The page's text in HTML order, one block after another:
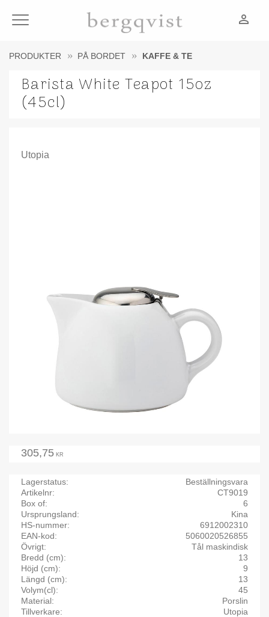
Meny person_outline
PRODUKTER PÅ BORDET KAFFE & TE
Barista White Teapot 15oz
(45cl)
Utopia
305,75 KR
Lagerstatus
Beställningsvara
Artikelnr
CT9019
Box of
6
Ursprungsland
Kina
HS-nummer
6912002310
EAN-kod
5060020526855
Övrigt
Tål maskindisk
Bredd (cm)
13
Höjd (cm)
9
Längd (cm)
13
Volym(cl)
45
Material
Porslin
Tillverkare
Utopia